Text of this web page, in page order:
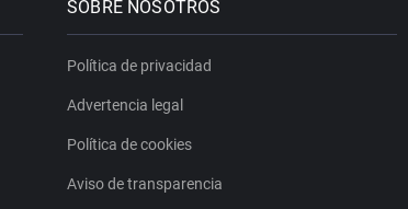
SOBRE NOSOTROS
Política de privacidad
Advertencia legal
Política de cookies
Aviso de transparencia